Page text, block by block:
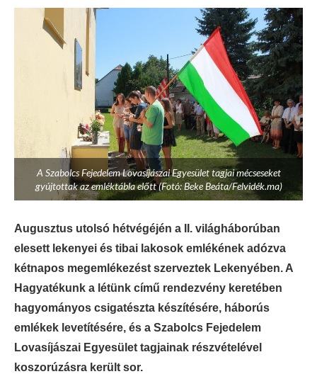
A Szabolcs Fejedelem Lovasíjászai Egyesület tagjai mécseseket
gyújtottak az emléktábla előtt (Fotó: Beke Beáta/Felvidék.ma)
Augusztus utolsó hétvégéjén a II. világháborúban
elesett lekenyei és tibai lakosok emlékének adózva
kétnapos megemlékezést szerveztek Lekenyében. A
Hagyatékunk a létünk című rendezvény keretében
hagyományos csigatészta készítésére, háborús
emlékek levetítésére, és a Szabolcs Fejedelem
Lovasíjászai Egyesület tagjainak részvételével
koszorúzásra került sor.